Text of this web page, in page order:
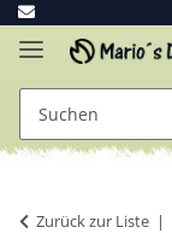
Zurück zur Liste